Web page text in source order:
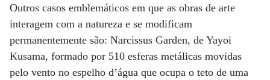
Outros casos emblemáticos em que as obras de arte
interagem com a natureza e se modificam
permanentemente são: Narcissus Garden, de Yayoi
Kusama, formado por 510 esferas metálicas movidas
pelo vento no espelho d’água que ocupa o teto de uma